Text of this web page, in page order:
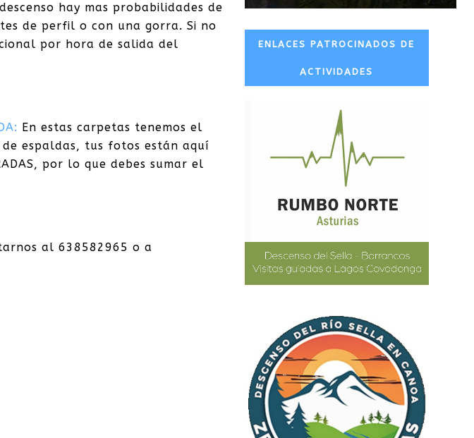
hay mas probabilidades de
de perfil o con una gorra. Si no
por hora de salida del
En estas carpetas tenemos el
espaldas, tus fotos están aquí
por lo que debes sumar el
al 638582965 o a
ENLACES PATROCINADOS DE
ACTIVIDADES